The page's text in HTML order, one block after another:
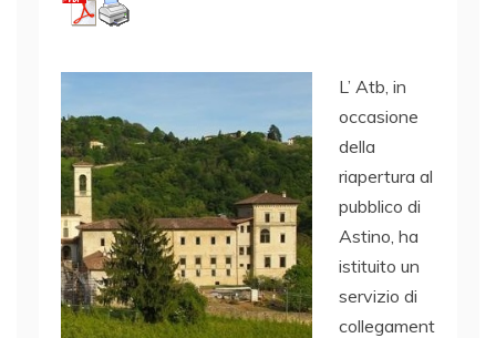
L’ Atb, in
occasione
della
riapertura al
pubblico di
Astino, ha
istituito un
servizio di
collegament